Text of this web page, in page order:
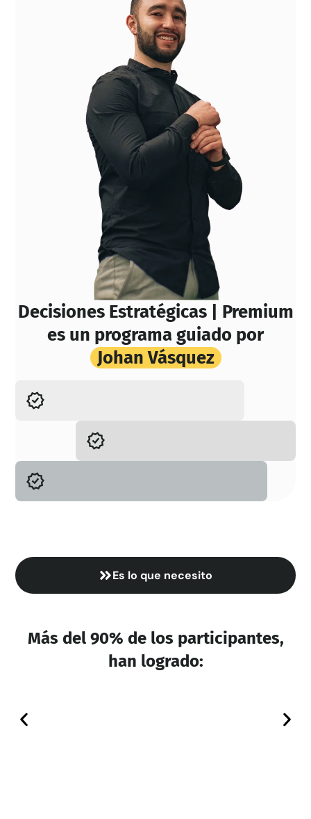
Decisiones Estratégicas | Premium
es un programa guiado por
Johan Vásquez
Es lo que necesito
Más del 90% de los participantes,
han logrado: